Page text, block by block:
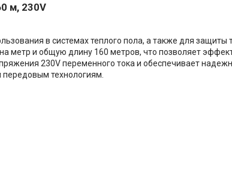
м, 230V
в системах теплого пола, а также для защиты
метр и общую длину 160 метров, что позволяет
230V переменного тока и обеспечивает
технологиям.